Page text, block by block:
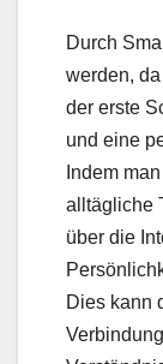
Durch
werden,
der erste
und eine
Indem
alltägliche
über die
Dies kann